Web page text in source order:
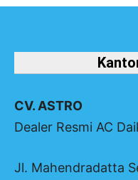
CV. ASTRO
Dealer Resmi AC
Jl. Mahendradatta